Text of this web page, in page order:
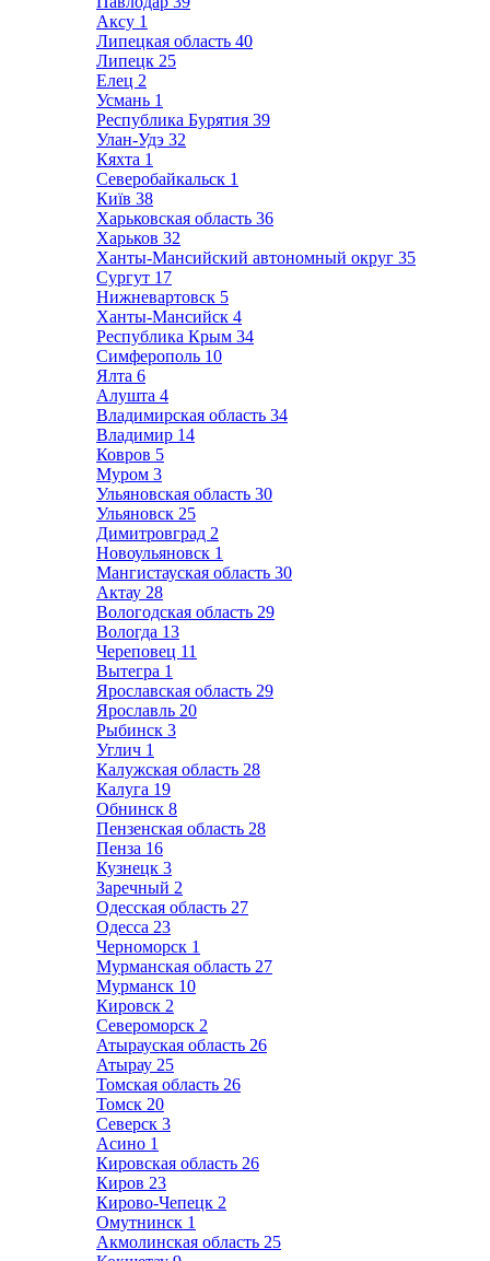
Аксу 1
Липецкая область 40
Липецк 25
Елец 2
Усмань 1
Республика Бурятия 39
Улан-Удэ 32
Кяхта 1
Северобайкальск 1
Київ 38
Харьковская область 36
Харьков 32
Ханты-Мансийский автономный округ 35
Сургут 17
Нижневартовск 5
Ханты-Мансийск 4
Республика Крым 34
Симферополь 10
Ялта 6
Алушта 4
Владимирская область 34
Владимир 14
Ковров 5
Муром 3
Ульяновская область 30
Ульяновск 25
Димитровград 2
Новоульяновск 1
Мангистауская область 30
Актау 28
Вологодская область 29
Вологда 13
Череповец 11
Вытегра 1
Ярославская область 29
Ярославль 20
Рыбинск 3
Углич 1
Калужская область 28
Калуга 19
Обнинск 8
Пензенская область 28
Пенза 16
Кузнецк 3
Заречный 2
Одесская область 27
Одесса 23
Черноморск 1
Мурманская область 27
Мурманск 10
Кировск 2
Североморск 2
Атырауская область 26
Атырау 25
Томская область 26
Томск 20
Северск 3
Асино 1
Кировская область 26
Киров 23
Кирово-Чепецк 2
Омутнинск 1
Акмолинская область 25